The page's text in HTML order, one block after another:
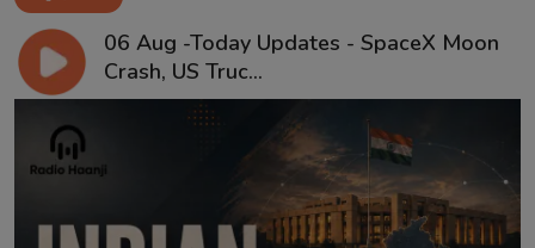
06 Aug -Today Updates - SpaceX Moon
Crash, US Truc...